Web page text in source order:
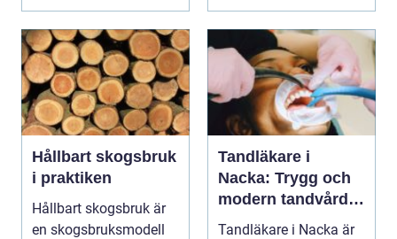
Hållbart skogsbruk
i praktiken
Hållbart skogsbruk är
en skogsbruksmodell
Tandläkare i
Nacka: Trygg och
modern tandvård
nära dig
Tandläkare i Nacka är